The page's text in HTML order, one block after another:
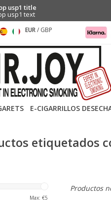
usp1 title
usp1 text
EUR/ GBP
E-CIGARRILLOS
etiquetados
Max: €5
Productos